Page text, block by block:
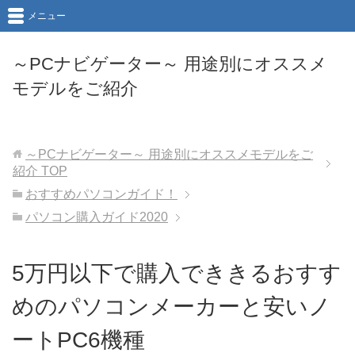
～PCナビゲーター～ 用途別にオススメ
モデルをご紹介
メニュー
～PCナビゲーター～ 用途別にオススメモデルをご
紹介 TOP
おすすめパソコンガイド！
パソコン購入ガイド2020
5万円以下で購入でききるおすす
めのパソコンメーカーと安いノ
ートPC6機種